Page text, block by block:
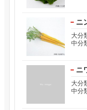
ニ
大分
中分
ニ
大分
中分